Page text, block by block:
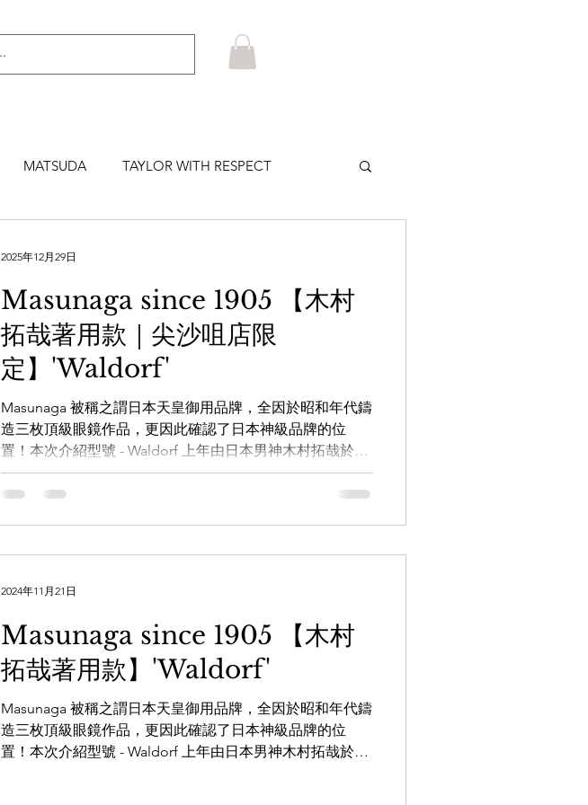
MATSUDA TAYLOR WITH RESPECT
ZEISS MASAHIRO MARUYAMA
DITA 10EYEVAN
OLVER PEOPLES 999.9 LEOWL IN EYE
Masunaga since 1905 【木村
拓哉著用款｜尖沙咀店限
定】'Waldorf'
Masunaga 被稱之謂日本天皇御用品牌，全因於昭和年代鑄
造三枚頂級眼鏡作品，更因此確認了日本神級品牌的位
置！本次介紹型號 - Waldorf 上年由日本男神木村拓哉於日
劇中長期配帶的指定型號，令此作品瞬間在全國售罄！此
款由鈦金屬鑄造的幼身眉架鏡框，將會一洗過往粗身眉架
www.facebook.com/thewarehouse.com.hk
www.thewarehosue.com.hk 【the WAREHOUSE optic日本
手工眼鏡專門店】 銅鑼灣店： 銅鑼灣白沙道18號一樓 電
話：2882 5488 尖沙咀店： 九龍尖沙咀河內道18號K11商場
G14號鋪 電話：3575 9557 旺角店： 旺角登打士街仁安大廈
#Masunaga #WALDORF #木村拓哉 #masunaga
2025年12月29日
Masunaga since 1905 【木村
拓哉著用款】'Waldorf'
Masunaga 被稱之謂日本天皇御用品牌，全因於昭和年代鑄
造三枚頂級眼鏡作品，更因此確認了日本神級品牌的位
置！本次介紹型號 - Waldorf 上年由日本男神木村拓哉於日
2024年11月21日